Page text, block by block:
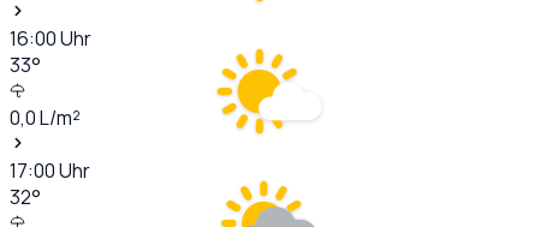
16:00Uhr
33°
0,0L/m²
17:00Uhr
32°